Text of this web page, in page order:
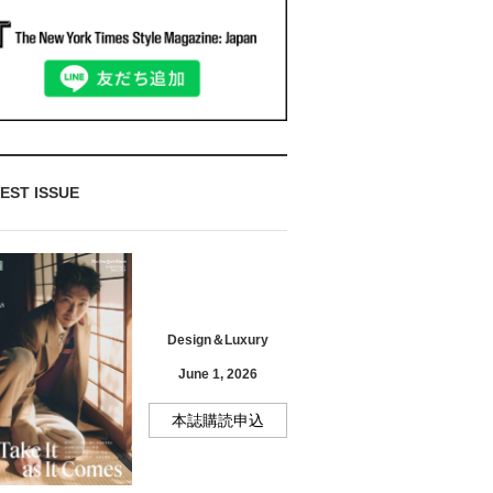
ISSUE
Design＆Luxury
June 1, 2026
本誌購読申込